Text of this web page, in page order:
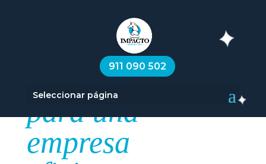
911 090 502
Seleccionar página
Comunicación
interna: La clave
para una
empresa